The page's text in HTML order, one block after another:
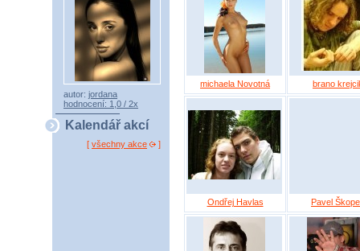
autor: jordana
hodnocení: 1,0 / 2x
Kalendář akcí
[ všechny akce ]
michaela Novotná brano
Ondřej Havlas Pavel